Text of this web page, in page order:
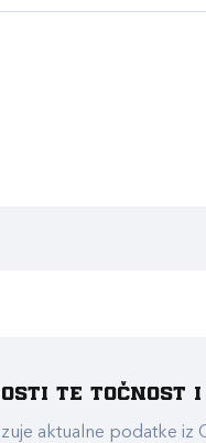
te točnost i
aktualne podatke